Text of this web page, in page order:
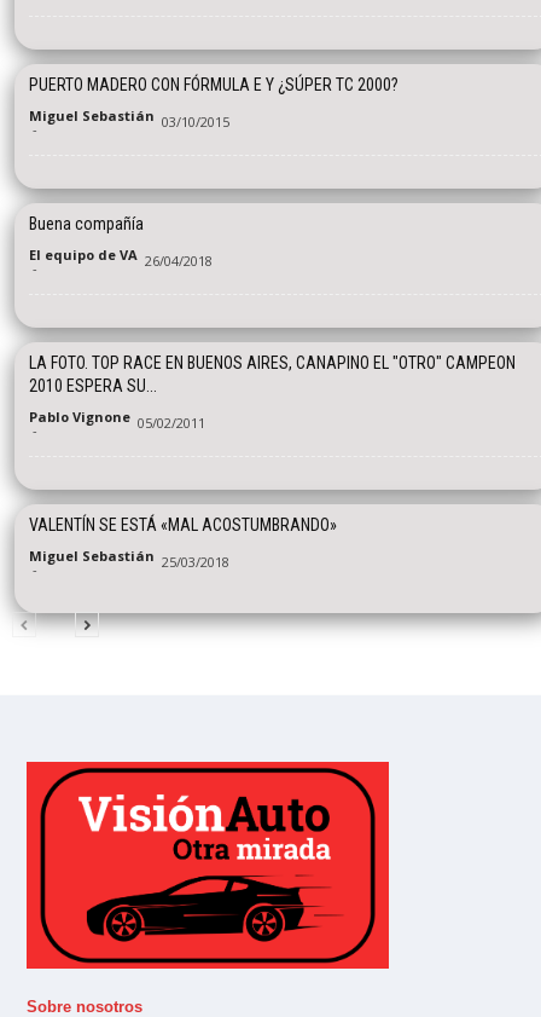
PUERTO MADERO CON FÓRMULA E Y ¿SÚPER TC 2000?
Miguel Sebastián
- 03/10/2015
Buena compañía
El equipo de VA
- 26/04/2018
LA FOTO. TOP RACE EN BUENOS AIRES, CANAPINO EL "OTRO" CAMPEON
2010 ESPERA SU...
Pablo Vignone
- 05/02/2011
VALENTÍN SE ESTÁ «MAL ACOSTUMBRANDO»
Miguel Sebastián
- 25/03/2018
Sobre nosotros